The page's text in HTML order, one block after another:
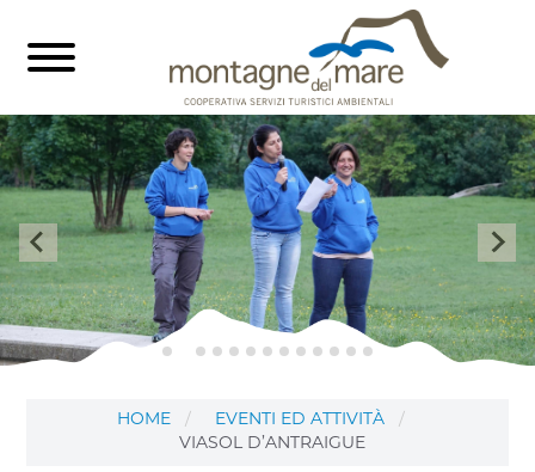
HOME
EVENTI ED ATTIVITÀ
VIASOL D’ANTRAIGUE